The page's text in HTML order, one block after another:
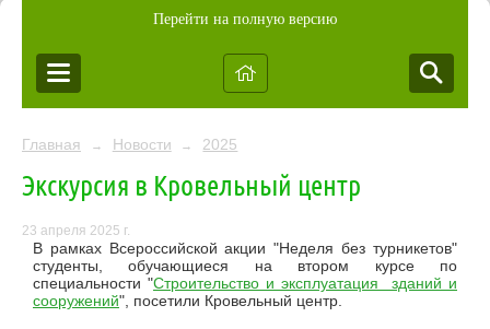
Перейти на полную версию
Главная → Новости → 2025
Экскурсия в Кровельный центр
23 апреля 2025 г.
В рамках Всероссийской акции "Неделя без турникетов"
студенты, обучающиеся на втором курсе по
специальности "Строительство и эксплуатация зданий и
сооружений", посетили Кровельный центр.